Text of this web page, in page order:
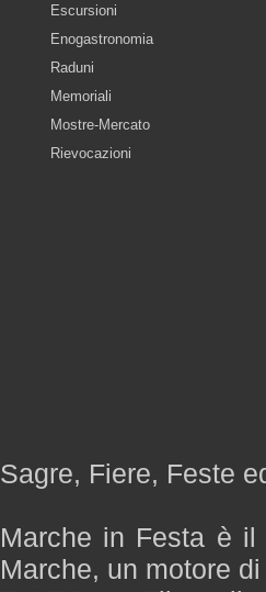
Escursioni
Enogastronomia
Raduni
Memoriali
Mostre-Mercato
Rievocazioni
Sagre, Fiere, Feste
Marche in Festa è
Marche, un motore